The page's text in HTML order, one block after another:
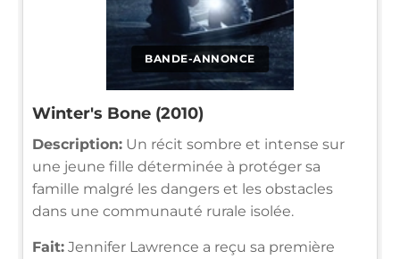
BANDE-ANNONCE
Winter's Bone (2010)
Description: Un récit sombre et intense sur
une jeune fille déterminée à protéger sa
famille malgré les dangers et les obstacles
dans une communauté rurale isolée.
Fait: Jennifer Lawrence a reçu sa première